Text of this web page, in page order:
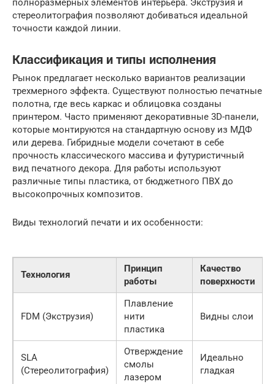
полноразмерных элементов интерьера. Экструзия и
стереолитография позволяют добиваться идеальной
точности каждой линии.
Классификация и типы исполнения
Рынок предлагает несколько вариантов реализации
трехмерного эффекта. Существуют полностью печатные
полотна, где весь каркас и облицовка созданы
принтером. Часто применяют декоративные 3D-панели,
которые монтируются на стандартную основу из МДФ
или дерева. Гибридные модели сочетают в себе
прочность классического массива и футуристичный
вид печатного декора. Для работы используют
различные типы пластика, от бюджетного ПВХ до
высокопрочных композитов.
Виды технологий печати и их особенности:
Технология
Принцип
работы
Качество
поверхности
FDM (Экструзия)
Плавление
нити
пластика
Видны слои
SLA
(Стереолитография)
Отверждение
смолы
лазером
Идеально
гладкая